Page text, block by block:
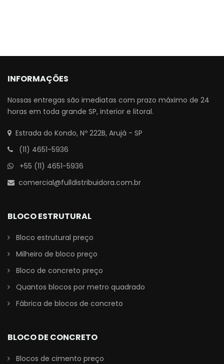
INFORMAÇÕES
Nossas entregas são imediatas com prazo máximo de 24
horas em toda grande SP, interior e litoral.
Estrada do Kondo, Nº 222B, Arujá - SP
(11) 4651-5936
+55 (11) 4651-5936
comercial@fulldistribuidora.com.br
BLOCO ESTRUTURAL
Bloco estrutural preço
Milheiro de bloco preço
Bloco de concreto preço
Quantos blocos por metro quadrado
Fábrica de blocos de concreto
BLOCO DE CONCRETO
Blocos de cimento preço